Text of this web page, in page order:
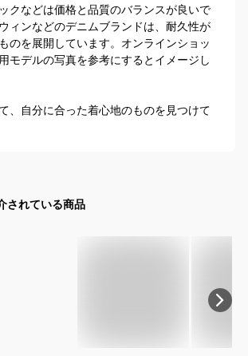
クなどは価格と品質のバランスが良いで
ィンなどのデニムブランドは、耐久性が
のを展開しています。オンラインショッ
モデルの写真を参考にするとイメージし
、自分に合った着心地のものを見つけて
されている商品